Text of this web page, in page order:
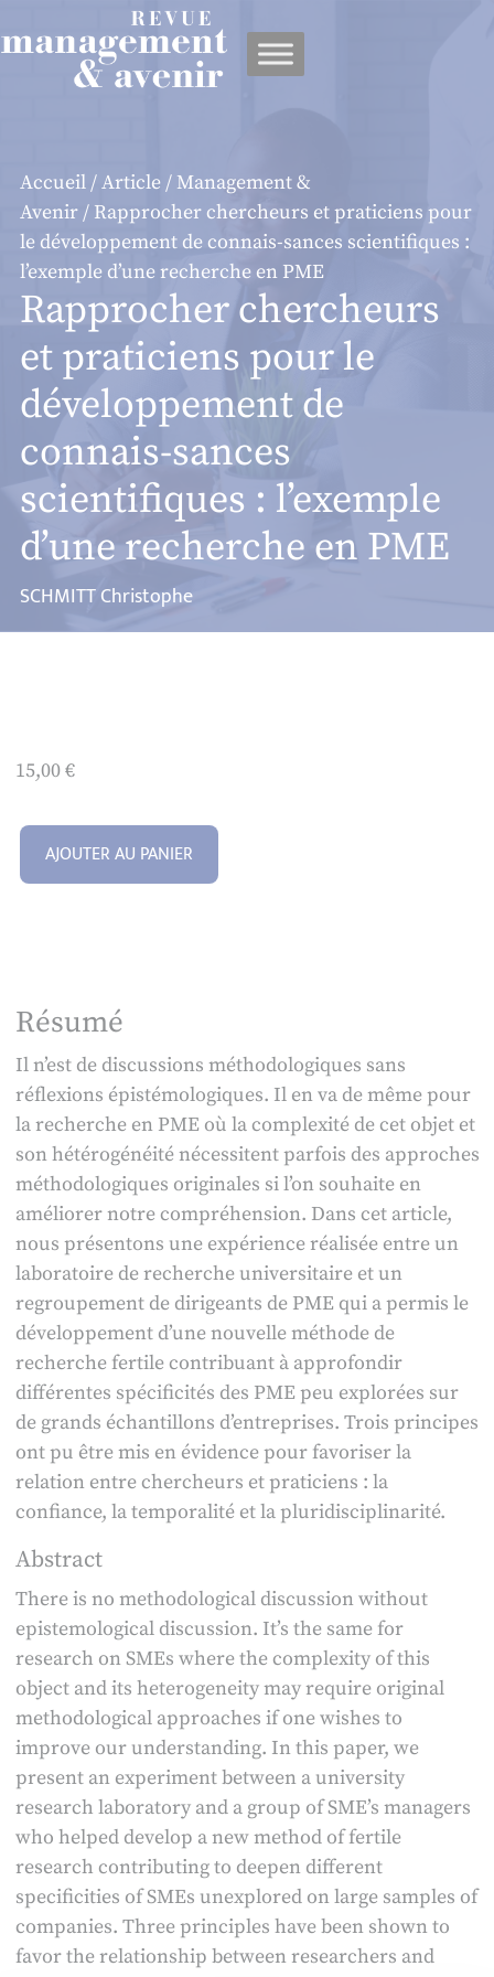
Accueil/Article/ Management &
Avenir/ Rapprocher chercheurs et praticiens pour
le développement de connais-sances scientifiques :
l’exemple d’une recherche en PME
Rapprocher chercheurs
et praticiens pour le
développement de
connais-sances
scientifiques : l’exemple
d’une recherche en PME
SCHMITT Christophe
15,00€
AJOUTER AU PANIER
Résumé
Il n’est de discussions méthodologiques sans
réflexions épistémologiques. Il en va de même pour
la recherche en PME où la complexité de cet objet et
son hétérogénéité nécessitent parfois des approches
méthodologiques originales si l’on souhaite en
améliorer notre compréhension. Dans cet article,
nous présentons une expérience réalisée entre un
laboratoire de recherche universitaire et un
regroupement de dirigeants de PME qui a permis le
développement d’une nouvelle méthode de
recherche fertile contribuant à approfondir
différentes spécificités des PME peu explorées sur
de grands échantillons d’entreprises. Trois principes
ont pu être mis en évidence pour favoriser la
relation entre chercheurs et praticiens : la
confiance, la temporalité et la pluridisciplinarité.
Abstract
There is no methodological discussion without
epistemological discussion. It’s the same for
research on SMEs where the complexity of this
object and its heterogeneity may require original
methodological approaches if one wishes to
improve our understanding. In this paper, we
present an experiment between a university
research laboratory and a group of SME’s managers
who helped develop a new method of fertile
research contributing to deepen different
specificities of SMEs unexplored on large samples of
companies. Three principles have been shown to
favor the relationship between researchers and
Panneau de gestion des cookies